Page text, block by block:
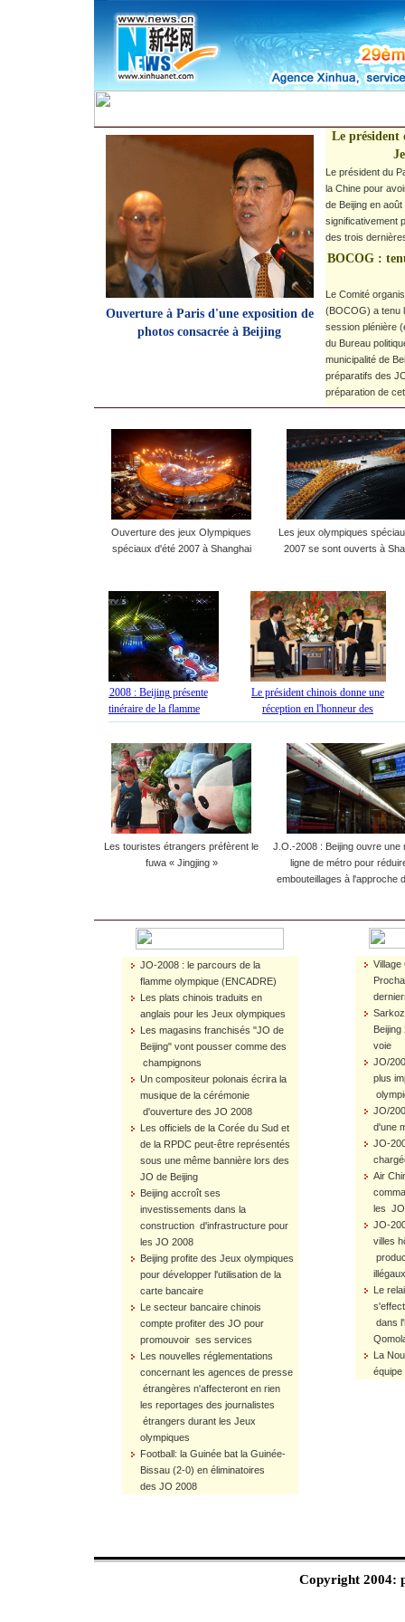
Ouverture à Paris d'une exposition de
photos consacrée à Beijing
Le président
Le président du
la Chine pour
de Beijing en
significativement
des trois
BOCOG :
Le Comité
(BOCOG) a tenu
session plénière
du Bureau
municipalité de
préparatifs des
préparation de
Ouverture des jeux Olympiques
spéciaux d'été 2007 à Shanghai
Les jeux olympiques
2007 se sont ouverts à
JO 2008 : Beijing présente
l'itinéraire de la flamme
olympique et le design du
flambeau
Le président chinois donne une
réception en l'honneur des
personnalités assistant aux Jeux
olympiques spéciaux de
Shanghai
Les touristes étrangers préfèrent le
fuwa « Jingjing »
J.O.-2008 : Beijing ouvre une
ligne de métro pour
embouteillages à l'approche
JO-2008 : le parcours de la
flamme olympique (ENCADRE)
Les plats chinois traduits en
anglais pour les Jeux olympiques
Les magasins franchisés "JO de
Beijing" vont pousser comme des
champignons
Un compositeur polonais écrira la
musique de la cérémonie
d'ouverture des JO 2008
Les officiels de la Corée du Sud et
de la RPDC peut-être représentés
sous une même bannière lors des
JO de Beijing
Beijing accroît ses
investissements dans la
construction d'infrastructure pour
les JO 2008
Beijing profite des Jeux olympiques
pour développer l'utilisation de la
carte bancaire
Le secteur bancaire chinois
compte profiter des JO pour
promouvoir ses services
Les nouvelles réglementations
concernant les agences de presse
étrangères n'affecteront en rien
les reportages des journalistes
étrangers durant les Jeux
olympiques
Football: la Guinée bat la Guinée-
Bissau (2-0) en éliminatoires
des JO 2008
Village
voie
JO/
plus
JO/
d'une
JO-
Air
les JO
JO-
villes
Le
dans
La
équipe